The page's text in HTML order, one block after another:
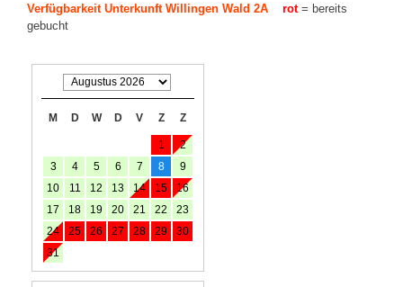
Verfügbarkeit Unterkunft Willingen Wald 2A rot = bereits
gebucht
M D W D V Z Z
1
2
3
4 5 6 7 8
9
10
11 12 13 14 15
16
17
18 19 20 21 22
23
24
25 26 27 28 29
30
31